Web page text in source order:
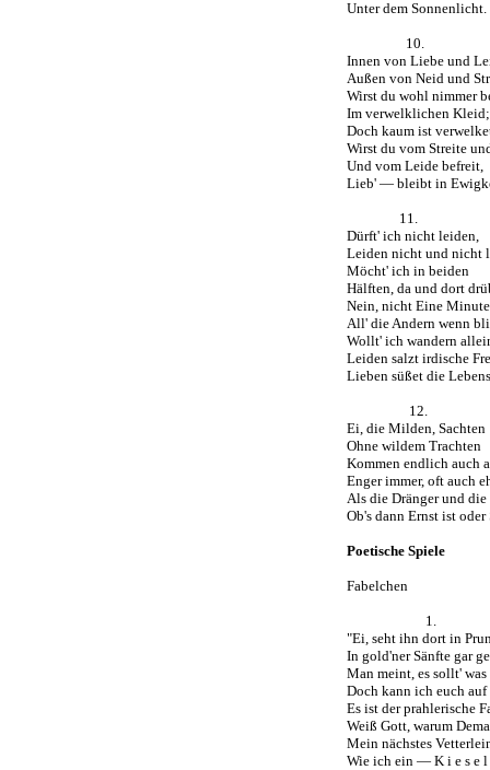
Unter dem Sonnenlicht.
10.
Innen von Liebe und
Außen von Neid und
Wirst du wohl nimmer
Im verwelklichen Kleid;
Doch kaum ist
Wirst du vom Streite
Und vom Leide befreit,
Lieb' — bleibt in
11.
Dürft' ich nicht leiden,
Leiden nicht und nicht
Möcht' ich in beiden
Hälften, da und dort
Nein, nicht Eine
All' die Andern wenn
Wollt' ich wandern
Leiden salzt irdische
Lieben süßet die
12.
Ei, die Milden, Sachten
Ohne wildem Trachten
Kommen endlich auch
Enger immer, oft auch
Als die Dränger und die
Ob's dann Ernst ist oder
Poetische Spiele
Fabelchen
1.
"Ei, seht ihn dort in
In gold'ner Sänfte gar
Man meint, es sollt' was
Doch kann ich euch auf
Es ist der prahlerische
Weiß Gott, warum
Mein nächstes
Wie ich ein — K i e s e l